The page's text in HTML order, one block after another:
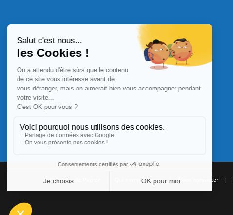
Commande Papier Qui sommes nous | Nous contacter |